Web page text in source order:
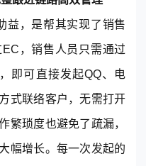
益，是帮其实现了销售
，销售人员只需通过
即可直接发起QQ、电
式联络客户，无需打开
繁琐度也避免了疏漏，
幅增长。每一次发起的